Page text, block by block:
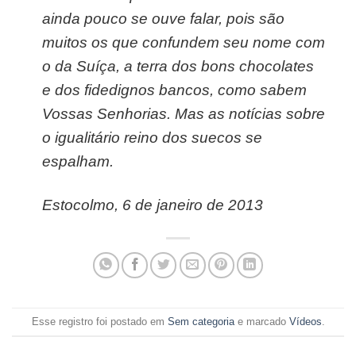
ainda pouco se ouve falar, pois são
muitos os que confundem seu nome com
o da Suíça, a terra dos bons chocolates
e dos fidedignos bancos, como sabem
Vossas Senhorias. Mas as notícias sobre
o igualitário reino dos suecos se
espalham.
Estocolmo, 6 de janeiro de 2013
Esse registro foi postado em Sem categoriae marcado Vídeos